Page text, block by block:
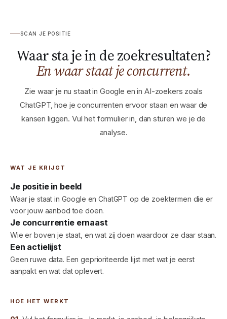
SCAN JE POSITIE
Waar sta je in de zoekresultaten?
En waar staat je concurrent.
Zie waar je nu staat in Google en in AI-zoekers zoals
ChatGPT, hoe je concurrenten ervoor staan en waar de
kansen liggen. Vul het formulier in, dan sturen we je de
analyse.
WAT JE KRIJGT
Je positie in beeld
Waar je staat in Google en ChatGPT op de zoektermen die er
voor jouw aanbod toe doen.
Je concurrentie ernaast
Wie er boven je staat, en wat zij doen waardoor ze daar staan.
Een actielijst
Geen ruwe data. Een geprioriteerde lijst met wat je eerst
aanpakt en wat dat oplevert.
HOE HET WERKT